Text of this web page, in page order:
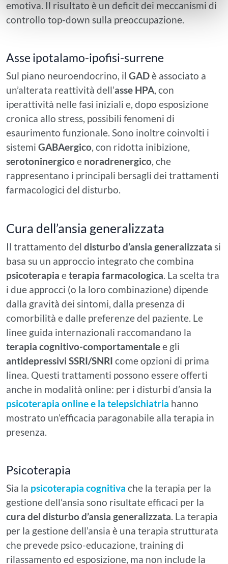
emotiva. Il risultato è un deficit dei meccanismi di
controllo top-down sulla preoccupazione.
Asse ipotalamo-ipofisi-surrene
Sul piano neuroendocrino, il GADè associato a
un’alterata reattività dell’asse HPA, con
iperattività nelle fasi iniziali e, dopo esposizione
cronica allo stress, possibili fenomeni di
esaurimento funzionale. Sono inoltre coinvolti i
sistemi GABAergico, con ridotta inibizione,
serotoninergicoe noradrenergico, che
rappresentano i principali bersagli dei trattamenti
farmacologici del disturbo.
Cura dell’ansia generalizzata
Il trattamento del disturbo d’ansia generalizzata si
basa su un approccio integrato che combina
psicoterapia eterapia farmacologica. La scelta tra
i due approcci (o la loro combinazione) dipende
dalla gravità dei sintomi, dalla presenza di
comorbilità e dalle preferenze del paziente. Le
linee guida internazionali raccomandano la
terapia cognitivo-comportamentalee gli
antidepressivi SSRI/SNRI come opzioni di prima
linea. Questi trattamenti possono essere offerti
anche in modalità online: per i disturbi d’ansia la
psicoterapia online e la telepsichiatria hanno
mostrato un’efficacia paragonabile alla terapia in
presenza.
Psicoterapia
Sia la psicoterapia cognitiva che la terapia per la
gestione dell’ansia sono risultate efficaci per la
cura del disturbo d’ansia generalizzata. La terapia
per la gestione dell’ansia è una terapia strutturata
che prevede psico-educazione, training di
rilassamento ed esposizione, ma non include la